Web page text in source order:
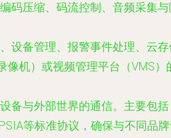
码压缩、码流控制、音频采集
设备管理、报警事件处理、云
像机）或视频管理平台（VMS）
备与外部世界的通信。主要包
等标准协议，确保与不同品